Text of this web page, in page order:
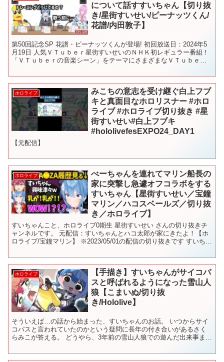
について話すすいちゃん【切り抜
き/星街すいせい/ピーナッツくん/
花譜/内田敦子】
第50回記念SP 花譜・ピーナッツくんが登場! 初回放送日：2024年5
月19日 人気ＶＴｕｂｅｒ星街すいせいのＮＨＫ初レギュラー番組！
「ＶＴｕｂｅｒの音楽シーン」をテーマにさまざまなＶＴｕｂｅｒ
ホロライブ
みこちの意志を受け継ぐ白上フブ
キと真面目なホロリスナー #ホロ
ライブ #ホロライブ切り抜き #星
街すいせい#白上フブキ
#hololivefesEXPO24_DAY1
【元配信】
ホロライブ
べーちゃんを連れてマリン船長の
家に突撃し急遽オフコラボをする
すいちゃん【星街すいせい／宝鐘
マリン／ハコスベールズ／切り抜
き／ホロライブ】
すいちゃんこと、ホロライブ0期生 星街すいせい さんの切り抜きチ
ャンネルです。 元配信：すいちゃんとハコ太郎が家にきたよ！【ホ
ロライブ/宝鐘マリン】 ※2023/05/01の配信の切り抜きです すいちゃ
ホロライブ
【手描き】すいちゃんがサイコパ
スと呼ばれるようになった雪山人
狼【こまいぬ/切り抜
き/Hololive】
そういえば…の話から始まった、すいちゃんのお話。 いつからサイ
コパスと言われていたのかという疑問に長年の付き合いがあるさく
らみこが答える。 どうやら、3年前の雪山人狼での遊んだ出来事まで